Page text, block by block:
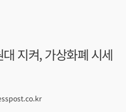
지켜, 가상화폐 시세